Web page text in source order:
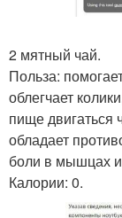
2 мятный чай.
Польза:
облегчает
пище двигаться
обладает
боли в мышцах
Калории: 0.